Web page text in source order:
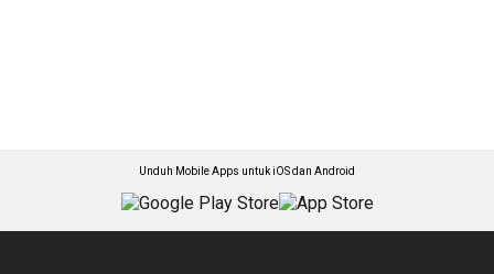
Unduh Mobile Apps untuk iOS dan Android